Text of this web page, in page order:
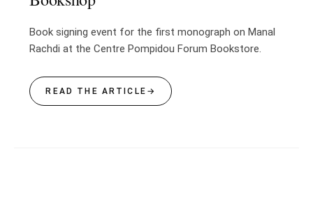
Book signing event for the first monograph on Manal
Rachdi at the Centre Pompidou Forum Bookstore.
READ THE ARTICLE →